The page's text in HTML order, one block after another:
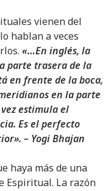
vienen del
hablan a veces
«…En inglés, la
parte trasera de la
en frente de la boca,
en la parte
estimula el
Es el perfecto
– Yogi Bhajan
haya más de una
Espiritual. La razón